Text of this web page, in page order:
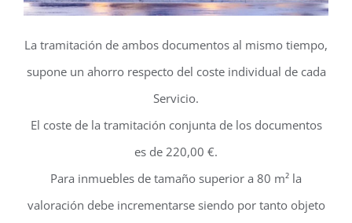
La tramitación de ambos documentos al mismo tiempo,
supone un ahorro respecto del coste individual de cada
Servicio.
El coste de la tramitación conjunta de los documentos
es de 220,00 €.
Para inmuebles de tamaño superior a 80 m² la
valoración debe incrementarse siendo por tanto objeto